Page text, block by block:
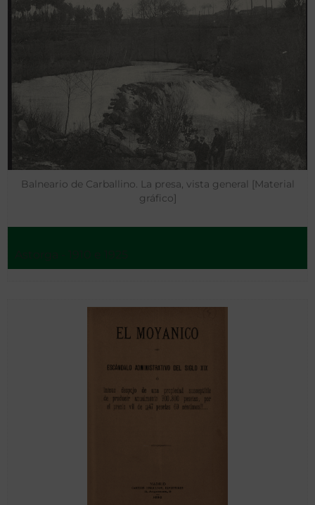
Balneario de Carballino. La presa, vista general [Material
gráfico]